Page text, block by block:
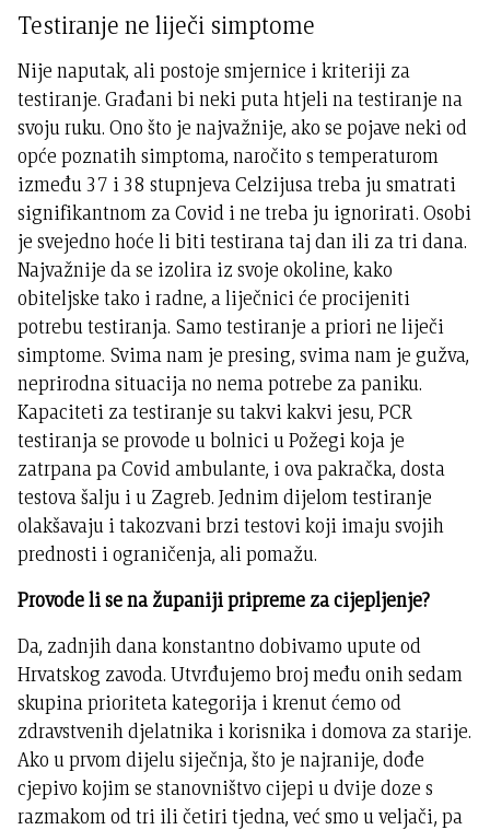
Testiranje ne liječi simptome
Nije naputak, ali postoje smjernice i kriteriji za
testiranje. Građani bi neki puta htjeli na testiranje na
svoju ruku. Ono što je najvažnije, ako se pojave neki od
opće poznatih simptoma, naročito s temperaturom
između 37 i 38 stupnjeva Celzijusa treba ju smatrati
signifikantnom za Covid i ne treba ju ignorirati. Osobi
je svejedno hoće li biti testirana taj dan ili za tri dana.
Najvažnije da se izolira iz svoje okoline, kako
obiteljske tako i radne, a liječnici će procijeniti
potrebu testiranja. Samo testiranje a priori ne liječi
simptome. Svima nam je presing, svima nam je gužva,
neprirodna situacija no nema potrebe za paniku.
Kapaciteti za testiranje su takvi kakvi jesu, PCR
testiranja se provode u bolnici u Požegi koja je
zatrpana pa Covid ambulante, i ova pakračka, dosta
testova šalju i u Zagreb. Jednim dijelom testiranje
olakšavaju i takozvani brzi testovi koji imaju svojih
prednosti i ograničenja, ali pomažu.
Provode li se na županiji pripreme za cijepljenje?
Da, zadnjih dana konstantno dobivamo upute od
Hrvatskog zavoda. Utvrđujemo broj među onih sedam
skupina prioriteta kategorija i krenut ćemo od
zdravstvenih djelatnika i korisnika i domova za starije.
Ako u prvom dijelu siječnja, što je najranije, dođe
cjepivo kojim se stanovništvo cijepi u dvije doze s
razmakom od tri ili četiri tjedna, već smo u veljači, pa